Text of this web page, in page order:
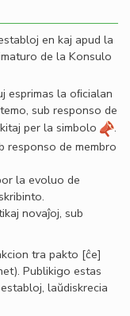
en kaj apud la
de la Konsulo
esprimas la oﬁcialan
sub responso de
per la simbolo
.
responso de membro
la evoluo de
novaĵoj, sub
tra pakto [ĉe]
. Publikigo estas
laŭdiskrecia